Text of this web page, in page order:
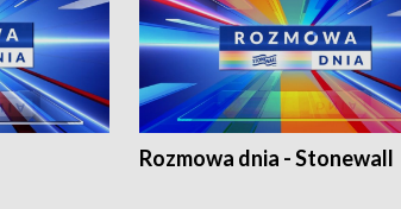
Rozmowa dnia - Stonewall